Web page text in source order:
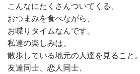
こんなにたくさんついてくる、
おつまみを食べながら、
お喋りタイムなんです。
私達の楽しみは、
散歩している地元の人達を見ること。
友達同士、恋人同士、